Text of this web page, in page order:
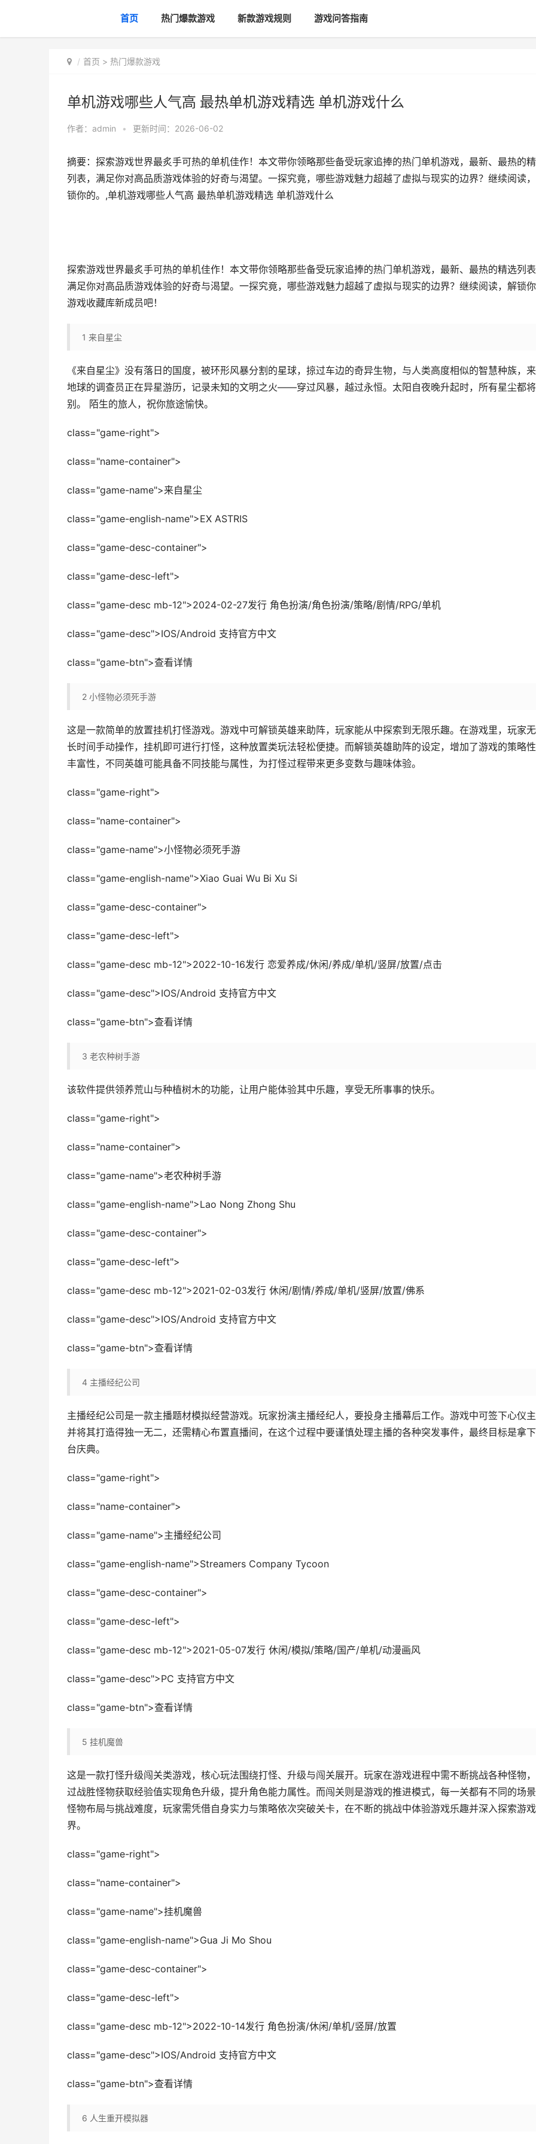
首页 热门爆款游戏 新款游戏规则 游戏问答指南
首页 > 热门爆款游戏
单机游戏哪些人气高 最热单机游戏精选 单机游戏什么
作者： admin • 更新时间：2026-06-02
摘要：探索游戏世界最炙手可热的单机佳作！本文带你领略那些备受玩家追捧的热门单机游戏，最新、最热的
列表，满足你对高品质游戏体验的好奇与渴望。一探究竟，哪些游戏魅力超越了虚拟与现实的边界？继续阅读
锁你的。,单机游戏哪些人气高 最热单机游戏精选 单机游戏什么
探索游戏世界最炙手可热的单机佳作！本文带你领略那些备受玩家追捧的热门单机游戏，最新、最热的精选列
满足你对高品质游戏体验的好奇与渴望。一探究竟，哪些游戏魅力超越了虚拟与现实的边界？继续阅读，解锁
游戏收藏库新成员吧！
1 来自星尘
《来自星尘》没有落日的国度，被环形风暴分割的星球，掠过车边的奇异生物，与人类高度相似的智慧种族，
地球的调查员正在异星游历，记录未知的文明之火——穿过风暴，越过永恒。太阳自夜晚升起时，所有星尘都
别。 陌生的旅人，祝你旅途愉快。
class="game-right">
class="name-container">
class="game-name">来自星尘
class="game-english-name">EX ASTRIS
class="game-desc-container">
class="game-desc-left">
class="game-desc mb-12">2024-02-27发行 角色扮演/角色扮演/策略/剧情/RPG/单机
class="game-desc">IOS/Android 支持官方中文
class="game-btn">查看详情
2 小怪物必须死手游
这是一款简单的放置挂机打怪游戏。游戏中可解锁英雄来助阵，玩家能从中探索到无限乐趣。在游戏里，玩家
长时间手动操作，挂机即可进行打怪，这种放置类玩法轻松便捷。而解锁英雄助阵的设定，增加了游戏的策略
丰富性，不同英雄可能具备不同技能与属性，为打怪过程带来更多变数与趣味体验。
class="game-right">
class="name-container">
class="game-name">小怪物必须死手游
class="game-english-name">Xiao Guai Wu Bi Xu Si
class="game-desc-container">
class="game-desc-left">
class="game-desc mb-12">2022-10-16发行 恋爱养成/休闲/养成/单机/竖屏/放置/点击
class="game-desc">IOS/Android 支持官方中文
class="game-btn">查看详情
3 老农种树手游
该软件提供领养荒山与种植树木的功能，让用户能体验其中乐趣，享受无所事事的快乐。
class="game-right">
class="name-container">
class="game-name">老农种树手游
class="game-english-name">Lao Nong Zhong Shu
class="game-desc-container">
class="game-desc-left">
class="game-desc mb-12">2021-02-03发行 休闲/剧情/养成/单机/竖屏/放置/佛系
class="game-desc">IOS/Android 支持官方中文
class="game-btn">查看详情
4 主播经纪公司
主播经纪公司是一款主播题材模拟经营游戏。玩家扮演主播经纪人，要投身主播幕后工作。游戏中可签下心仪
并将其打造得独一无二，还需精心布置直播间，在这个过程中要谨慎处理主播的各种突发事件，最终目标是拿
台庆典。
class="game-right">
class="name-container">
class="game-name">主播经纪公司
class="game-english-name">Streamers Company Tycoon
class="game-desc-container">
class="game-desc-left">
class="game-desc mb-12">2021-05-07发行 休闲/模拟/策略/国产/单机/动漫画风
class="game-desc">PC 支持官方中文
class="game-btn">查看详情
5 挂机魔兽
这是一款打怪升级闯关类游戏，核心玩法围绕打怪、升级与闯关展开。玩家在游戏进程中需不断挑战各种怪物
过战胜怪物获取经验值实现角色升级，提升角色能力属性。而闯关则是游戏的推进模式，每一关都有不同的场
怪物布局与挑战难度，玩家需凭借自身实力与策略依次突破关卡，在不断的挑战中体验游戏乐趣并深入探索游
界。
class="game-right">
class="name-container">
class="game-name">挂机魔兽
class="game-english-name">Gua Ji Mo Shou
class="game-desc-container">
class="game-desc-left">
class="game-desc mb-12">2022-10-14发行 角色扮演/休闲/单机/竖屏/放置
class="game-desc">IOS/Android 支持官方中文
class="game-btn">查看详情
6 人生重开模拟器